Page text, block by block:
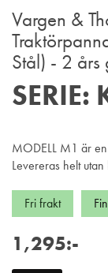
Vargen &
Stål) - 2 års
SERIE:
MODELL M1 är
Levereras helt
Fri frakt
1,295:-